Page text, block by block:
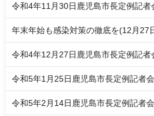
令和4年11月30日鹿児島市長定例記者
年末年始も感染対策の徹底を(12月27
令和4年12月27日鹿児島市長定例記者
令和5年1月25日鹿児島市長定例記者
令和5年2月14日鹿児島市長定例記者